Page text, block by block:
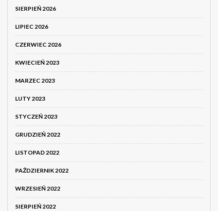
SIERPIEŃ 2026
LIPIEC 2026
CZERWIEC 2026
KWIECIEŃ 2023
MARZEC 2023
LUTY 2023
STYCZEŃ 2023
GRUDZIEŃ 2022
LISTOPAD 2022
PAŹDZIERNIK 2022
WRZESIEŃ 2022
SIERPIEŃ 2022